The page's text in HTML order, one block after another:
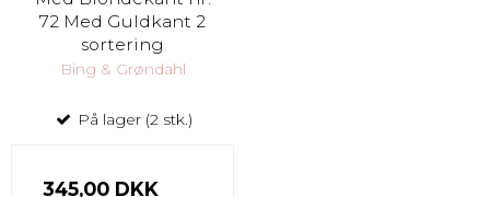
72 Med Guldkant 2
sortering
Bing & Grøndahl
På lager (2 stk.)
345,00 DKK